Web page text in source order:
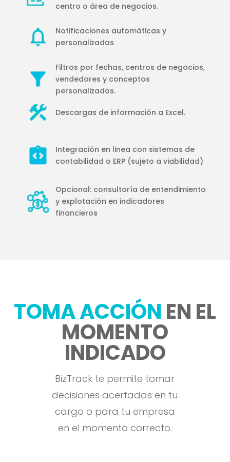
centro o área de negocios.
Notificaciones automáticas y
personalizadas
Filtros por fechas, centros de negocios,
vendedores y conceptos
personalizados.
Descargas de información a Excel.
Integración en linea con sistemas de
contabilidad o ERP (sujeto a viabilidad)
Opcional: consultoría de entendimiento
y explotación en indicadores
financieros
TOMA ACCIÓN EN EL
MOMENTO
INDICADO
BizTrack te permite tomar
decisiones acertadas en tu
cargo o para tu empresa
en el momento correcto.